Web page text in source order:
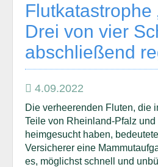
Flutkatastrophe
Drei von vier
abschließend
4.09.2022
Die verheerenden Fluten, die
Teile von Rheinland-Pfalz
heimgesucht haben,
Versicherer eine
es, möglichst schnell und